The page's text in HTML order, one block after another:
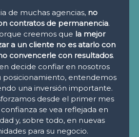
de muchas agencias, no
contratos de permanencia.
creemos que la mejor
a un cliente no es atarlo con
convencerle con resultados.
decide confiar en nosotros
posicionamiento, entendemos
una inversión importante.
desde el primer mes
se vea reflejada en
y, sobre todo, en nuevas
para su negocio.